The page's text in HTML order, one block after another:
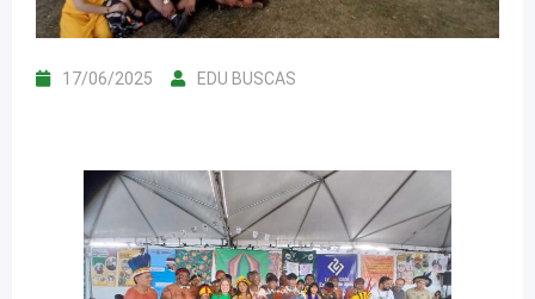
17/06/2025 EDU BUSCAS